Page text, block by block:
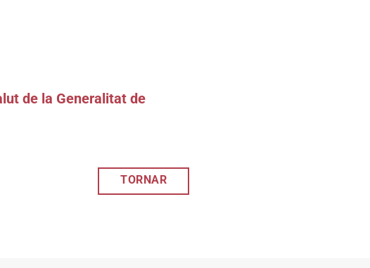
de la Generalitat de
TORNAR